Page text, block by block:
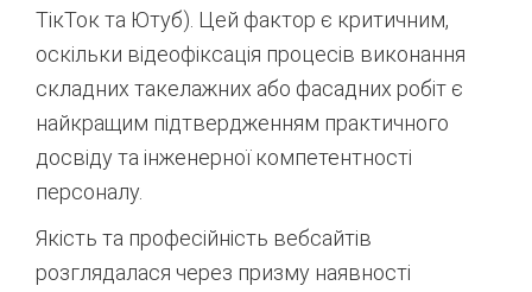
ТікТок та Ютуб). Цей фактор є критичним,
оскільки відеофіксація процесів виконання
складних такелажних або фасадних робіт є
найкращим підтвердженням практичного
досвіду та інженерної компетентності
персоналу.
Якість та професійність вебсайтів
розглядалася через призму наявності